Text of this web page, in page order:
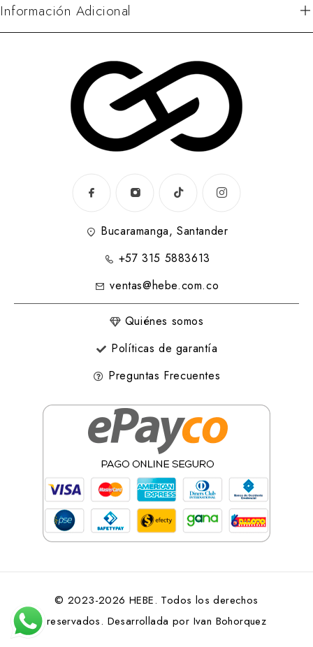
Información Adicional
Bucaramanga, Santander
+57 315 5883613
ventas@hebe.com.co
Quiénes somos
Políticas de garantía
Preguntas Frecuentes
© 2023-2026 HEBE. Todos los derechos
reservados. Desarrollada por Ivan Bohorquez